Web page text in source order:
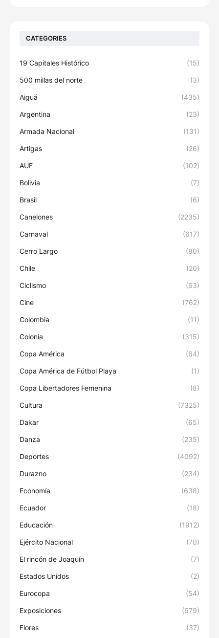
CATEGORIES
19 Capitales Histórico (15)
500 millas del norte (3)
Aiguá (435)
Argentina (23)
Armada Nacional (131)
Artigas (26)
AUF (102)
Bolivia (7)
Brasil (6)
Canelones (2235)
Carnaval (617)
Cerro Largo (80)
Chile (20)
Ciclismo (63)
Cine (762)
Colombia (11)
Colonia (315)
Copa América (64)
Copa América de Fútbol Playa (1)
Copa Libertadores Femenina (8)
Cultura (7325)
Dakar (65)
Danza (235)
Deportes (4092)
Durazno (234)
Economía (638)
Ecuador (18)
Educación (1912)
Ejército Nacional (70)
El rincón de Joaquín (7)
Estados Unidos (2)
Eurocopa (54)
Exposiciones (679)
Flores (37)